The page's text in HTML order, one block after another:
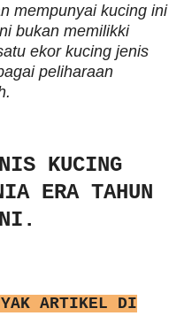
mempunyai kucing ini
bukan memilikki
ekor kucing jenis
peliharaan
KUCING
ERA TAHUN
ARTIKEL DI